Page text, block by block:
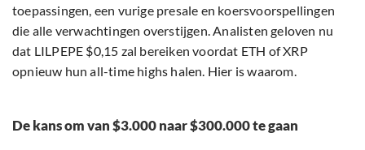
toepassingen, een vurige presale en koersvoorspellingen
die alle verwachtingen overstijgen. Analisten geloven nu
dat LILPEPE $0,15 zal bereiken voordat ETH of XRP
opnieuw hun all-time highs halen. Hier is waarom.
De kans om van $3.000 naar $300.000 te gaan